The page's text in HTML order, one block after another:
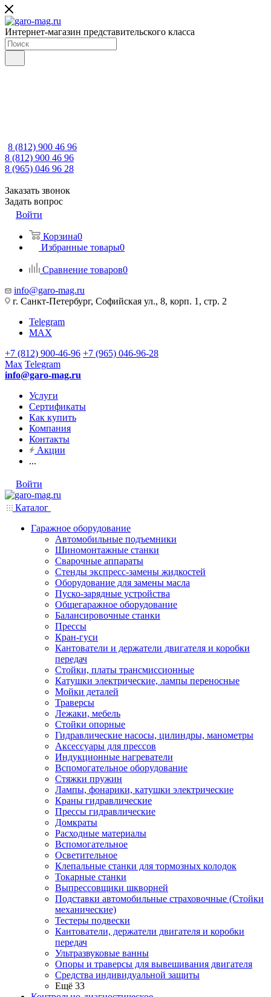
Интернет-магазин представительского класса
8 (812) 900 46 96
8 (812) 900 46 96
8 (965) 046 96 28
Заказать звонок
Задать вопрос
Войти
Корзина0
Избранные товары0
Сравнение товаров0
info@garo-mag.ru
г. Санкт-Петербург, Софийская ул., 8, корп. 1, стр. 2
Telegram
MAX
+7 (812) 900-46-96 +7 (965) 046-96-28
Max Telegram
info@garo-mag.ru
Услуги
Сертификаты
Как купить
Компания
Контакты
Акции
...
Войти
Каталог
Гаражное оборудование
Автомобильные подъемники
Шиномонтажные станки
Сварочные аппараты
Стенды экспресс-замены жидкостей
Оборудование для замены масла
Пуско-зарядные устройства
Общегаражное оборудование
Балансировочные станки
Прессы
Кран-гуси
Кантователи и держатели двигателя и коробки
передач
Стойки, платы трансмиссионные
Катушки электрические, лампы переносные
Мойки деталей
Траверсы
Лежаки, мебель
Стойки опорные
Гидравлические насосы, цилиндры, манометры
Аксессуары для прессов
Индукционные нагреватели
Вспомогательное оборудование
Стяжки пружин
Лампы, фонарики, катушки электрические
Краны гидравлические
Прессы гидравлические
Домкраты
Расходные материалы
Вспомогательное
Осветительное
Клепальные станки для тормозных колодок
Токарные станки
Выпрессовщики шкворней
Подставки автомобильные страховочные (Стойки
механические)
Тестеры подвески
Кантователи, держатели двигателя и коробки
передач
Ультразвуковые ванны
Опоры и траверсы для вывешивания двигателя
Средства индивидуальной защиты
Ещё 33